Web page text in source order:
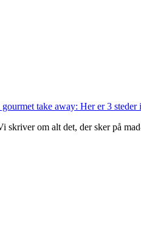
take away: Her er 3 steder
om alt det, der sker på